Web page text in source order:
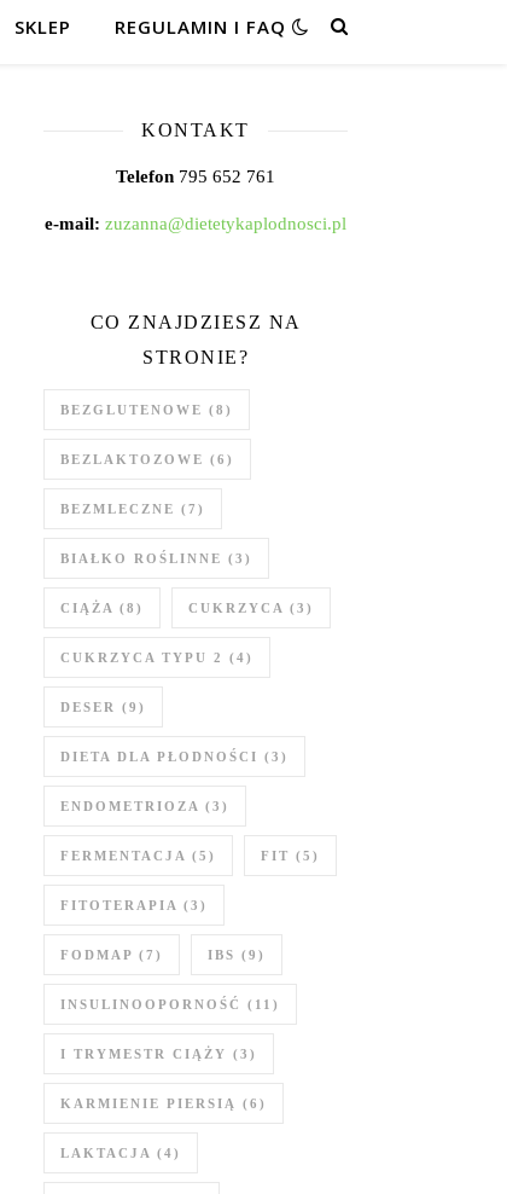
SKLEP REGULAMIN I FAQ
KONTAKT
Telefon 795 652 761
e-mail: zuzanna@dietetykaplodnosci.pl
CO ZNAJDZIESZ NA
STRONIE?
BEZGLUTENOWE (8)
BEZLAKTOZOWE (6)
BEZMLECZNE (7)
BIAŁKO ROŚLINNE (3)
CIĄŻA (8) CUKRZYCA (3)
CUKRZYCA TYPU 2 (4)
DESER (9)
DIETA DLA PŁODNOŚCI (3)
ENDOMETRIOZA (3)
FERMENTACJA (5) FIT (5)
FITOTERAPIA (3)
FODMAP (7) IBS (9)
INSULINOOPORNOŚĆ (11)
I TRYMESTR CIĄŻY (3)
KARMIENIE PIERSIĄ (6)
LAKTACJA (4)